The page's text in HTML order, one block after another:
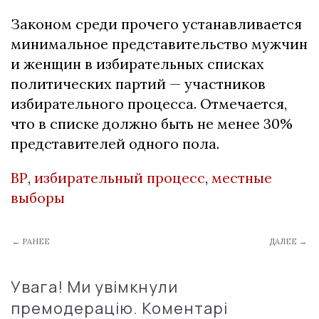
Законом среди прочего устанавливается
минимальное представительство мужчин
и женщин в избирательных списках
политических партий — участников
избирательного процесса. Отмечается,
что в списке должно быть не менее 30%
представителей одного пола.
ВР, избирательный процесс, местные
выборы
← РАНЕЕ ДАЛЕЕ →
Увага! Ми увімкнули
премодерацію. Коментарі